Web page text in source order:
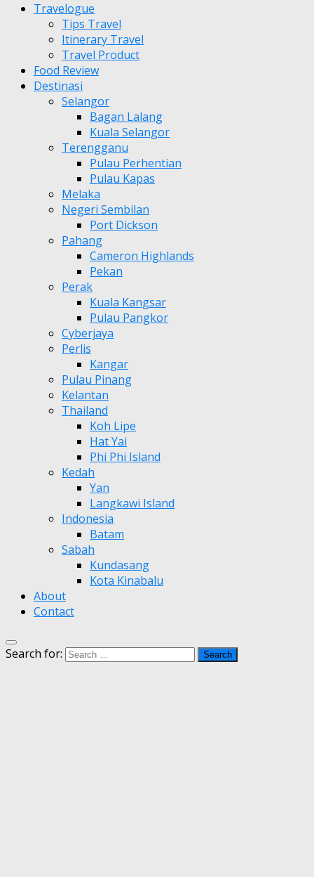
Travelogue
Tips Travel
Itinerary Travel
Travel Product
Food Review
Destinasi
Selangor
Bagan Lalang
Kuala Selangor
Terengganu
Pulau Perhentian
Pulau Kapas
Melaka
Negeri Sembilan
Port Dickson
Pahang
Cameron Highlands
Pekan
Perak
Kuala Kangsar
Pulau Pangkor
Cyberjaya
Perlis
Kangar
Pulau Pinang
Kelantan
Thailand
Koh Lipe
Hat Yai
Phi Phi Island
Kedah
Yan
Langkawi Island
Indonesia
Batam
Sabah
Kundasang
Kota Kinabalu
About
Contact
Search for: